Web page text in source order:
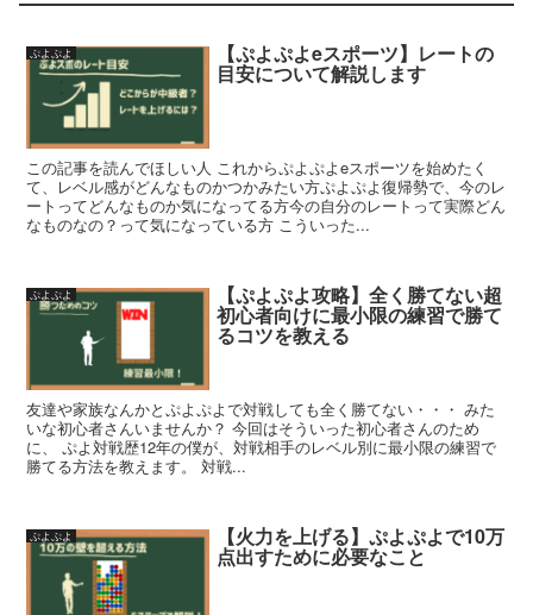
ぷよぷよ 【ぷよぷよeスポーツ】レートの
目安について解説します
この記事を読んでほしい人 これからぷよぷよeスポーツを始めたく
て、レベル感がどんなものかつかみたい方ぷよぷよ復帰勢で、今のレ
ートってどんなものか気になってる方今の自分のレートって実際どん
なものなの？って気になっている方 こういった...
ぷよぷよ 【ぷよぷよ攻略】全く勝てない超
初心者向けに最小限の練習で勝て
るコツを教える
友達や家族なんかとぷよぷよで対戦しても全く勝てない・・・ みた
いな初心者さんいませんか？ 今回はそういった初心者さんのため
に、 ぷよ対戦歴12年の僕が、対戦相手のレベル別に最小限の練習で
勝てる方法を教えます。 対戦...
ぷよぷよ 【火力を上げる】ぷよぷよで10万
点出すために必要なこと